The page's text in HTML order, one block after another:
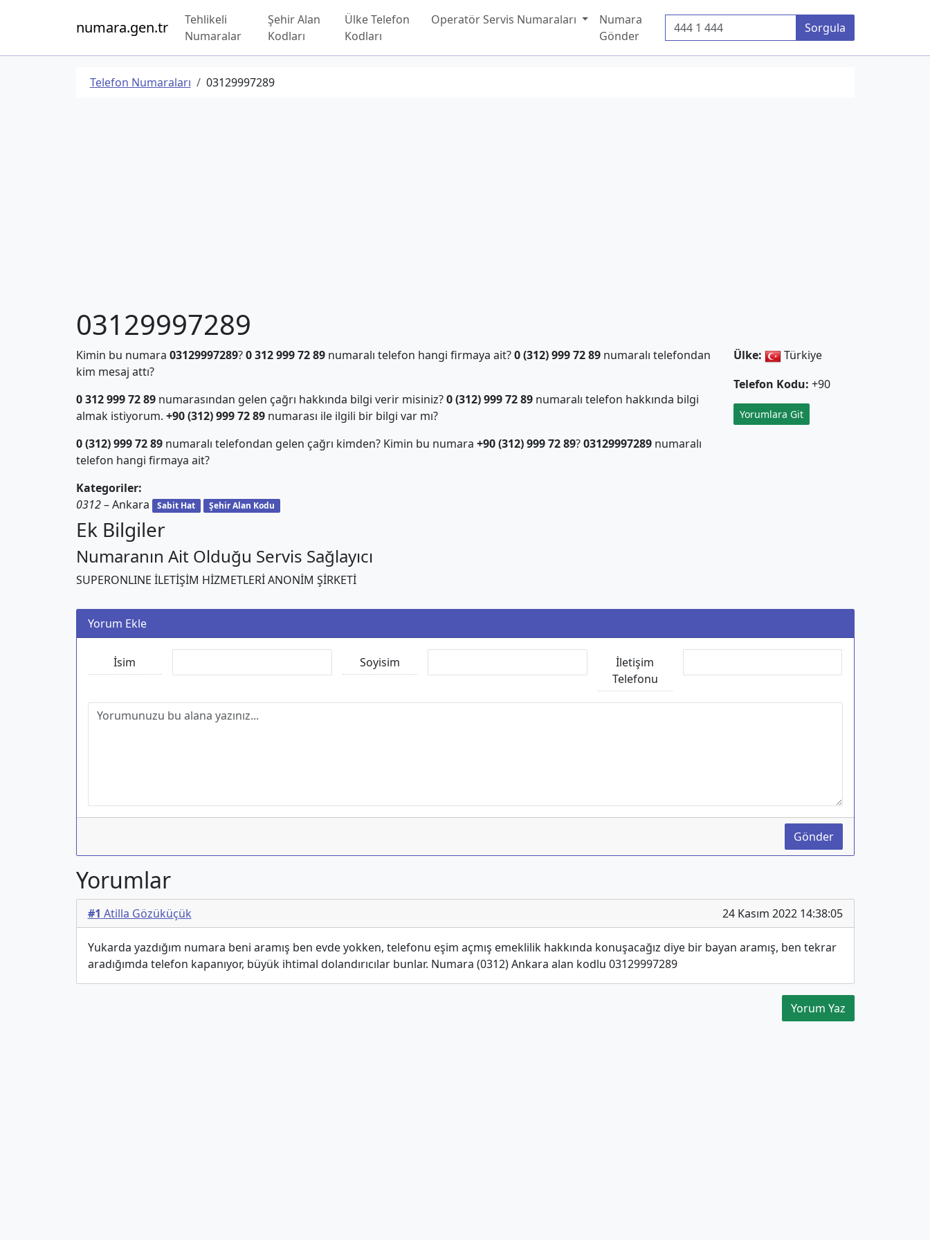
numara.gen.tr
Tehlikeli
Numaralar
Şehir Alan
Kodları
Ülke Telefon
Kodları
Operatör Servis Numaraları
Numara
Gönder
Telefon Numarası Sorgula
Telefon Numaraları 03129997289
03129997289
Kimin bu numara 03129997289?0 312 999 72 89numaralı telefon hangi firmaya ait?0 (312) 999 72 89numaralı telefondan
kim mesaj attı?
0 312 999 72 89numarasından gelen çağrı hakkında bilgi verir misiniz?0 (312) 999 72 89numaralı telefon hakkında bilgi
almak istiyorum. +90 (312) 999 72 89numarası ile ilgili bir bilgi var mı?
0 (312) 999 72 89numaralı telefondan gelen çağrı kimden? Kimin bu numara +90 (312) 999 72 89?03129997289numaralı
telefon hangi firmaya ait?
Kategoriler:
0312– Ankara Sabit Hat Şehir Alan Kodu
Ülke:
Türkiye
Telefon Kodu: +90
Yorumlara Git
Ek Bilgiler
Numaranın Ait Olduğu Servis Sağlayıcı
SUPERONLINE İLETİŞİM HİZMETLERİ ANONİM ŞİRKETİ
Yorum Ekle
İsim Soyisim
İletişim
Telefonu
Gönder
Yorumlar
#1 Atilla Gözüküçük 24 Kasım 2022 14:38:05
Yukarda yazdığım numara beni aramış ben evde yokken, telefonu eşim açmış emeklilik hakkında konuşacağız diye bir bayan aramış, ben tekrar
aradığımda telefon kapanıyor, büyük ihtimal dolandırıcılar bunlar. Numara (0312) Ankara alan kodlu 03129997289
Yorum Yaz